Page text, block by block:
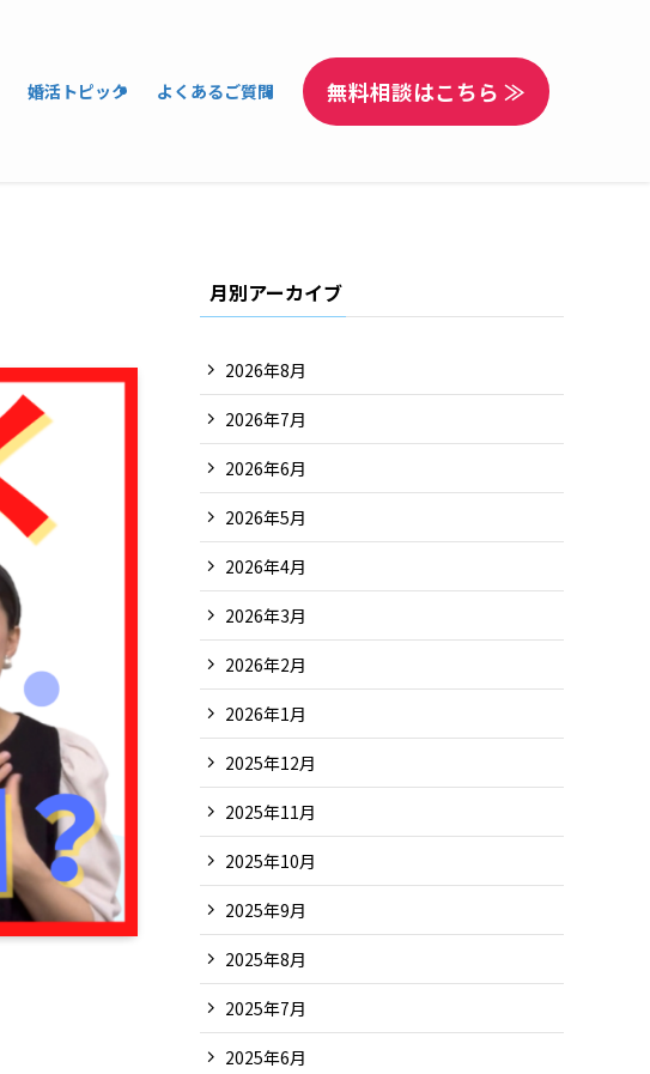
婚活トピック よくあるご質問 無料相談はこちら ≫
月別アーカイブ
2026年8月
2026年7月
2026年6月
2026年5月
2026年4月
2026年3月
2026年2月
2026年1月
2025年12月
2025年11月
2025年10月
2025年9月
2025年8月
2025年7月
2025年6月